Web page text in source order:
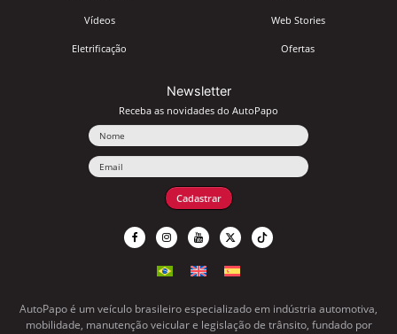
Vídeos
Eletrificação
Web Stories
Ofertas
Newsletter
Receba as novidades do AutoPapo
Cadastrar
AutoPapo é um veículo brasileiro especializado em indústria automotiva,
mobilidade, manutenção veicular e legislação de trânsito, fundado por